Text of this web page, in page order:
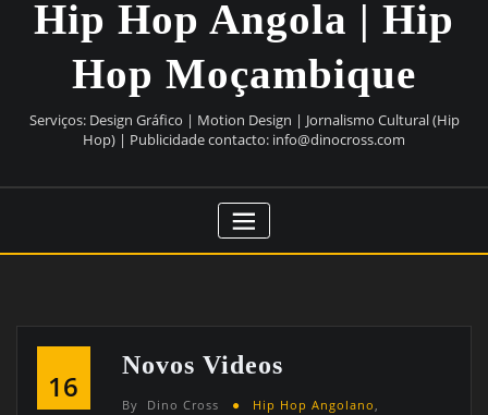
Hip Hop Angola | Hip
Hop Moçambique
Serviços: Design Gráfico | Motion Design | Jornalismo Cultural (Hip
Hop) | Publicidade contacto: info@dinocross.com
16
Novos Videos
By Dino Cross Hip Hop Angolano ,